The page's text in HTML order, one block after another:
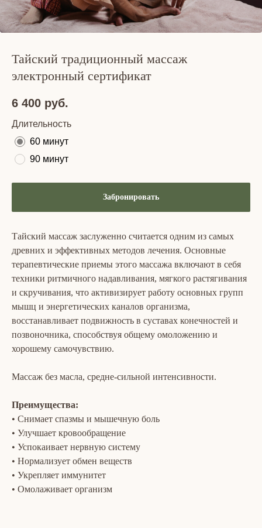
Тайский традиционный массаж
электронный сертификат
6 400 руб.
Длительность
60 минут
90 минут
Забронировать
Тайский массаж заслуженно считается одним из самых
древних и эффективных методов лечения. Основные
терапевтические приемы этого массажа включают в себя
техники ритмичного надавливания, мягкого растягивания
и скручивания, что активизирует работу основных групп
мышц и энергетических каналов организма,
восстанавливает подвижность в суставах конечностей и
позвоночника, способствуя общему омоложению и
хорошему самочувствию.
Массаж без масла, средне-сильной интенсивности.
Преимущества:
• Снимает спазмы и мышечную боль
• Улучшает кровообращение
• Успокаивает нервную систему
• Нормализует обмен веществ
• Укрепляет иммунитет
• Омолаживает организм